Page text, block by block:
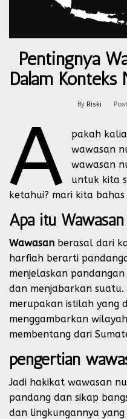
Pentingnya
Dalam Konteks
By Riski
A
pakah
wawasan
wawasan
untuk kita
ketahui? mari kita bahas
Apa itu
Wawasan berasal dari
harfiah berarti
menjelaskan
dan menjabarkan suatu.
merupakan istilah yang
menggambarkan
membentang dari
pengertian
Jadi hakikat wawasan
pandang dan sikap
dan lingkungannya